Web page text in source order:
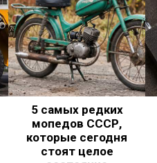
5 самых редких
мопедов СССР,
которые сегодня
стоят целое